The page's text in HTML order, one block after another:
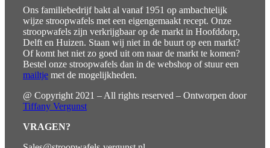
Ons familiebedrijf bakt al vanaf 1951 op ambachtelijk
wijze stroopwafels met een eigengemaakt recept. Onze
stroopwafels zijn verkrijgbaar op de markt in Hoofddorp,
Delft en Huizen. Staan wij niet in de buurt op een markt?
Of komt het niet zo goed uit om naar de markt te komen?
Bestel onze stroopwafels dan in de webshop of stuur een
mailtjemet de mogelijkheden.
@ Copyright 2021 – All rights reserved – Ontworpen door
Tiffany Vergunst
VRAGEN?